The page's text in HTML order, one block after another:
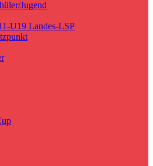
Jugend
U19 Landes-LSP